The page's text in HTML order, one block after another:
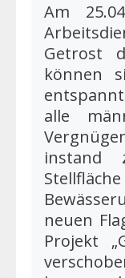
Am
Getrost
können
alle
instand
neuen
Projekt